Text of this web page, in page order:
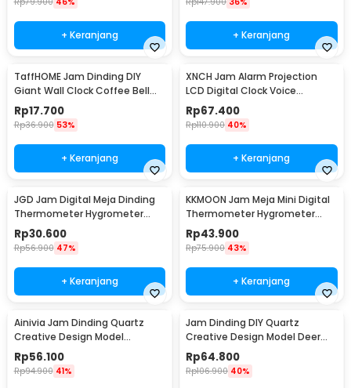
+ Keranjang + Keranjang
TaffHOME Jam Dinding DIY
Giant Wall Clock Coffee Bell
40-70cm - DIY-12
Rp17.700
Rp36.900 53%
+ Keranjang
XNCH Jam Alarm Projection
LCD Digital Clock Voice
Thermometer - FJ3532
Rp67.400
Rp110.900 40%
+ Keranjang
JGD Jam Digital Meja Dinding
Thermometer Hygrometer
Sensor - ZL20
Rp30.600
Rp56.900 47%
+ Keranjang
KKMOON Jam Meja Mini Digital
Thermometer Hygrometer
Weather Station - CX220
Rp43.900
Rp75.900 43%
+ Keranjang
Ainivia Jam Dinding Quartz
Creative Design Model
Luminous 30cm - MM61WC
Rp56.100
Rp94.900 41%
Jam Dinding DIY Quartz
Creative Design Model Deer
Head 80cm - Q8073
Rp64.800
Rp106.900 40%